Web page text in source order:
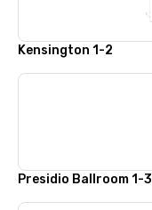
Kensington 1-2
Presidio Ballroom 1-3